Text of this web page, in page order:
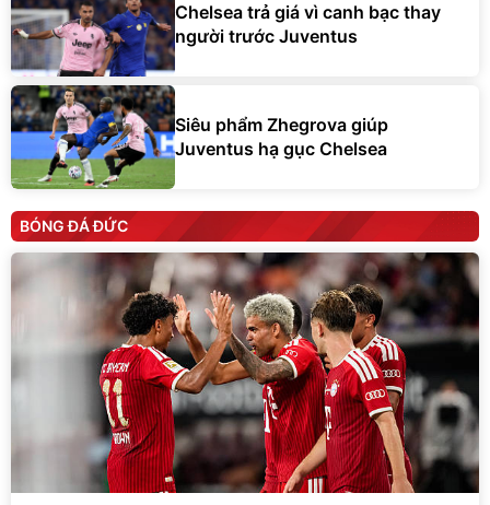
Chelsea trả giá vì canh bạc thay
người trước Juventus
Siêu phẩm Zhegrova giúp
Juventus hạ gục Chelsea
BÓNG ĐÁ ĐỨC